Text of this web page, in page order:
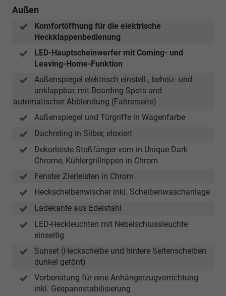
Außen
Komfortöffnung für die elektrische
Heckklappenbedienung
LED-Hauptscheinwerfer mit Coming- und
Leaving-Home-Funktion
Außenspiegel elektrisch einstell-, beheiz- und
anklappbar, mit Boarding-Spots und
automatischer Abblendung (Fahrerseite)
Außenspiegel und Türgriffe in Wagenfarbe
Dachreling in Silber, eloxiert
Dekorleiste Stoßfänger vorn in Unique Dark
Chrome, Kühlergrillrippen in Chrom
Fenster Zierleisten in Chrom
Heckscheibenwischer inkl. Scheibenwaschanlage
Ladekante aus Edelstahl
LED-Heckleuchten mit Nebelschlussleuchte
einseitig
Sunset (Heckscheibe und hintere Seitenscheiben
dunkel getönt)
Vorbereitung für eine Anhängerzugvorrichtung
inkl. Gespannstabilisierung